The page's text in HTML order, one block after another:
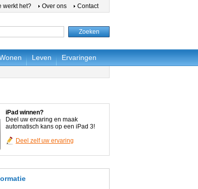
werkt het? Over ons Contact
Leven Ervaringen
iPad winnen?
Deel uw ervaring en maak
automatisch kans op een iPad 3!
Deel zelf uw ervaring